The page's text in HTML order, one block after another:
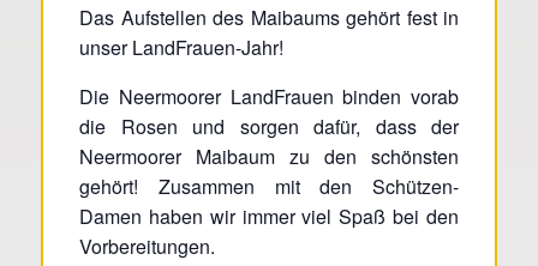
Das Aufstellen des Maibaums gehört fest in
unser LandFrauen-Jahr!
Die Neermoorer LandFrauen binden vorab
die Rosen und sorgen dafür, dass der
Neermoorer Maibaum zu den schönsten
gehört! Zusammen mit den Schützen-
Damen haben wir immer viel Spaß bei den
Vorbereitungen.